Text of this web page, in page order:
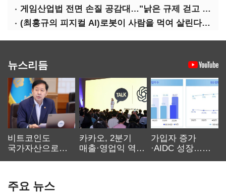
게임산업법 전면 손질 공감대…"낡은 규제 걷고 안전장치 촘촘히 해야"
(최홍규의 피지컬 AI)로봇이 사람을 먹여 살린다, 그런데 언제 먹여야 할지는 모른다
뉴스리듬
비트코인도
국가자산으로…'
카카오, 2분기
매출·영업익 역대
가입자 증가
·AIDC 성장…
주요 뉴스